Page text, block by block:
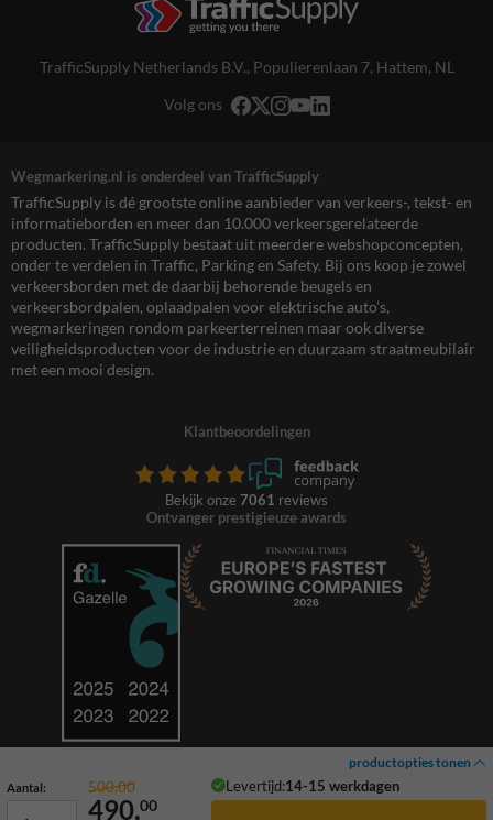
productopties tonen
Aantal: 500,00 Levertijd:14-15 werkdagen
490,00
TrafficSupply Netherlands B.V., Populierenlaan 7, Hattem, NL
Volg ons
Wegmarkering.nl is onderdeel van TrafficSupply
TrafficSupply is dé grootste online aanbieder van verkeers-, tekst- en
informatieborden en meer dan 10.000 verkeersgerelateerde
producten. TrafficSupply bestaat uit meerdere webshopconcepten,
onder te verdelen in Traffic, Parking en Safety. Bij ons koop je zowel
verkeersborden met de daarbij behorende beugels en
verkeersbordpalen, oplaadpalen voor elektrische auto’s,
wegmarkeringen rondom parkeerterreinen maar ook diverse
veiligheidsproducten voor de industrie en duurzaam straatmeubilair
met een mooi design.
Klantbeoordelingen
Bekijk onze 7061 reviews
Ontvanger prestigieuze awards